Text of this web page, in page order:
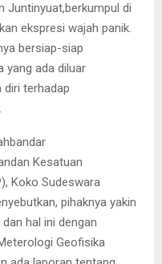
Juntinyuat,berkumpul di
ekspresi wajah panik.
bersiap-siap
yang ada diluar
diri terhadap
Kesatuan
Koko Sudeswara
pihaknya yakin
hal ini dengan
Geofisika